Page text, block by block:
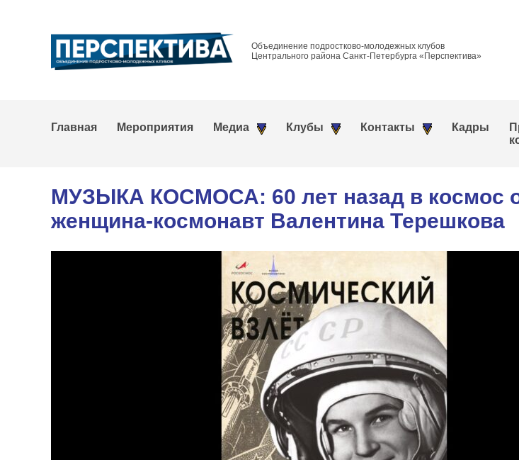
Объединение подростково-молодежных клубов
Центрального района Санкт-Петербурга «Перспектива»
Главная Мероприятия Медиа Клубы Контакты Кадры
МУЗЫКА КОСМОСА: 60 лет назад в космос
женщина-космонавт Валентина Терешкова